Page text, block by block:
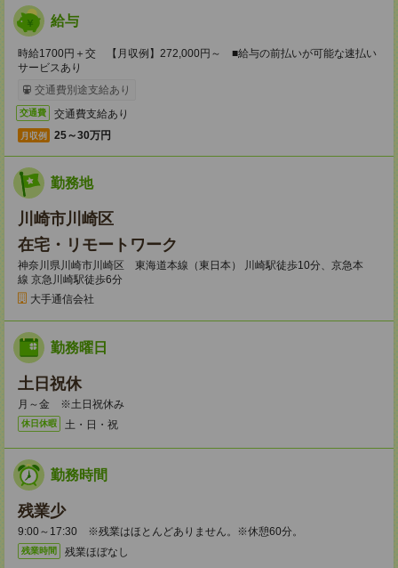
給与
時給1700円＋交 【月収例】272,000円～ ■給与の前払いが可能な速払い
サービスあり
交通費別途支給あり
交通費 交通費支給あり
月収例 25～30万円
勤務地
川崎市川崎区
在宅・リモートワーク
神奈川県川崎市川崎区 東海道本線（東日本） 川崎駅徒歩10分、京急本
線 京急川崎駅徒歩6分
大手通信会社
勤務曜日
土日祝休
月～金 ※土日祝休み
休日休暇 土・日・祝
勤務時間
残業少
9:00～17:30 ※残業はほとんどありません。※休憩60分。
残業時間 残業ほぼなし